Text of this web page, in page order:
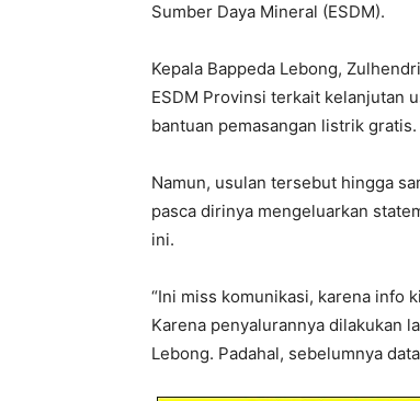
Sumber Daya Mineral (ESDM).
Kepala Bappeda Lebong,
ESDM Provinsi terkait kelanjutan
bantuan pemasangan listrik gratis.
Namun, usulan tersebut hingga
pasca dirinya mengeluarkan
ini.
“Ini miss komunikasi, karena info
Karena penyalurannya dilakukan
Lebong. Padahal, sebelumnya